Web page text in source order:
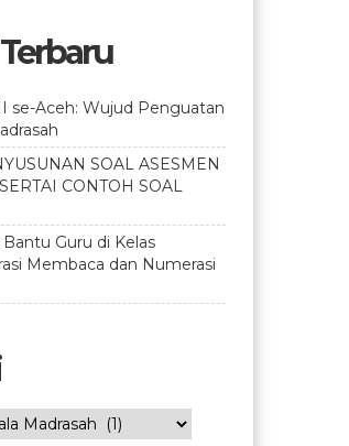
se-Aceh: Wujud Penguatan
SOAL ASESMEN
CONTOH SOAL
Guru di Kelas
Membaca dan Numerasi